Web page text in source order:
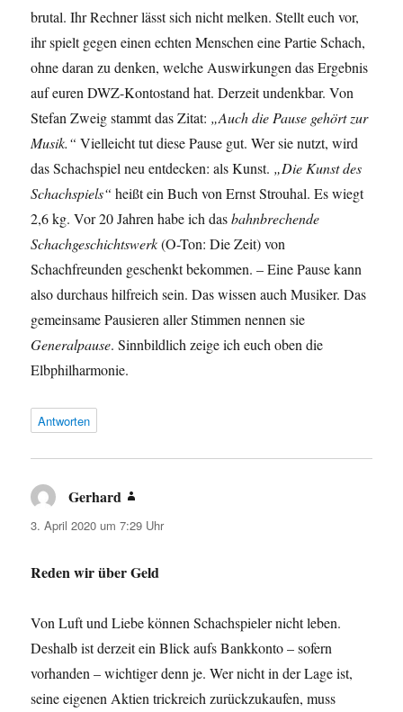
brutal. Ihr Rechner lässt sich nicht melken. Stellt euch vor,
ihr spielt gegen einen echten Menschen eine Partie Schach,
ohne daran zu denken, welche Auswirkungen das Ergebnis
auf euren DWZ-Kontostand hat. Derzeit undenkbar. Von
Stefan Zweig stammt das Zitat: „Auch die Pause gehört zur
Musik.“ Vielleicht tut diese Pause gut. Wer sie nutzt, wird
das Schachspiel neu entdecken: als Kunst. „Die Kunst des
Schachspiels“ heißt ein Buch von Ernst Strouhal. Es wiegt
2,6 kg. Vor 20 Jahren habe ich dasbahnbrechende
Schachgeschichtswerk(O-Ton: Die Zeit) von
Schachfreunden geschenkt bekommen. – Eine Pause kann
also durchaus hilfreich sein. Das wissen auch Musiker. Das
gemeinsame Pausieren aller Stimmen nennen sie
Generalpause. Sinnbildlich zeige ich euch oben die
Elbphilharmonie.
Antworten
Gerhard
3. April 2020 um 7:29 Uhr
Reden wir über Geld
Von Luft und Liebe können Schachspieler nicht leben.
Deshalb ist derzeit ein Blick aufs Bankkonto – sofern
vorhanden – wichtiger denn je. Wer nicht in der Lage ist,
seine eigenen Aktien trickreich zurückzukaufen, muss